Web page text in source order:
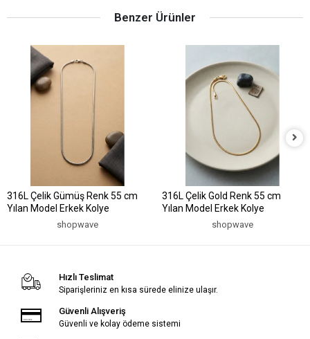
Benzer Ürünler
316L Çelik Gümüş Renk 55 cm
Yılan Model Erkek Kolye
shopwave
316L Çelik Gold Renk 55 cm
Yılan Model Erkek Kolye
shopwave
Hızlı Teslimat
Siparişleriniz en kısa sürede elinize ulaşır.
Güvenli Alışveriş
Güvenli ve kolay ödeme sistemi